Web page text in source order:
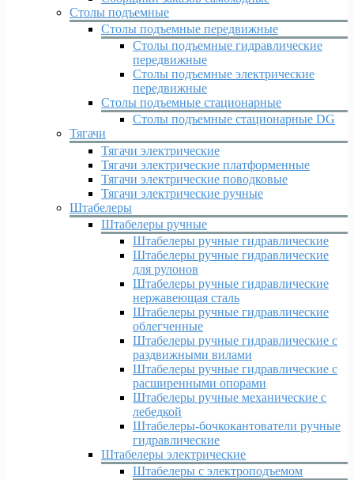
Столы подъемные
Столы подъемные передвижные
Столы подъемные гидравлические
передвижные
Столы подъемные электрические
передвижные
Столы подъемные стационарные
Столы подъемные стационарные DG
Тягачи
Тягачи электрические
Тягачи электрические платформенные
Тягачи электрические поводковые
Тягачи электрические ручные
Штабелеры
Штабелеры ручные
Штабелеры ручные гидравлические
Штабелеры ручные гидравлические
для рулонов
Штабелеры ручные гидравлические
нержавеющая сталь
Штабелеры ручные гидравлические
облегченные
Штабелеры ручные гидравлические с
раздвижными вилами
Штабелеры ручные гидравлические с
расширенными опорами
Штабелеры ручные механические с
лебедкой
Штабелеры-бочкокантователи ручные
гидравлические
Штабелеры электрические
Штабелеры с электроподъемом